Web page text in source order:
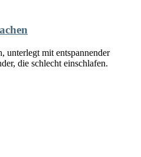
unterlegt mit entspannender
die schlecht einschlafen.